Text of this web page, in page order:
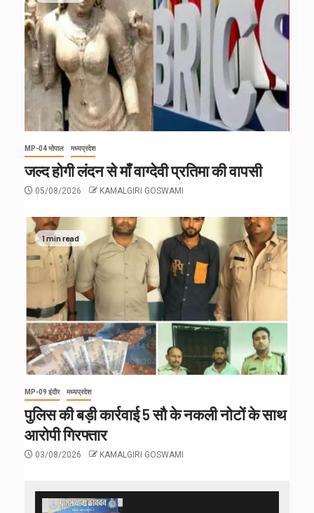
MP-04 भोपाल मध्यप्रदेश
जल्द होगी लंदन से माँ वाग्देवी प्रतिमा की वापसी
05/08/2026 KAMALGIRI GOSWAMI
1 min read
MP-09 इंदौर मध्यप्रदेश
पुलिस की बड़ी कार्रवाई 5 सौ के नकली नोटों के साथ
आरोपी गिरफ्तार
03/08/2026 KAMALGIRI GOSWAMI